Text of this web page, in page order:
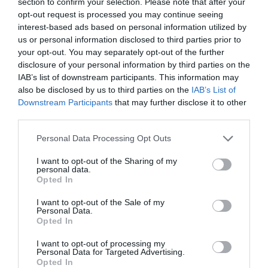
opt-out request is processed you may continue seeing
interest-based ads based on personal information utilized by
us or personal information disclosed to third parties prior to
your opt-out. You may separately opt-out of the further
disclosure of your personal information by third parties on the
IAB’s list of downstream participants. This information may
also be disclosed by us to third parties on the IAB’s List of
Downstream Participants that may further disclose it to other
Personal Data Processing Opt Outs
I want to opt-out of the Sharing of my
personal data.
Opted In
I want to opt-out of the Sale of my
Personal Data.
Opted In
I want to opt-out of processing my
Personal Data for Targeted Advertising.
Opted In
Noguera, representa el 40% de la producción total
de cereales en Catalunya.
En el último lugar, el pescado y el marisco
catalanes representan el 2,5% de las salidas y el
0,9% del volumen del negocio global de la
industria alimentaria.
La exportación gourmet
Si se agrupan todos los productos gourmets de la
industria alimentaria catalana, en verdad
acontecen el segundo grupo de alimentos más
exportados. Son los denominados
Fine Food,
representan el 28% de las exportaciones
agroalimentarias catalanas (3.610 millones de